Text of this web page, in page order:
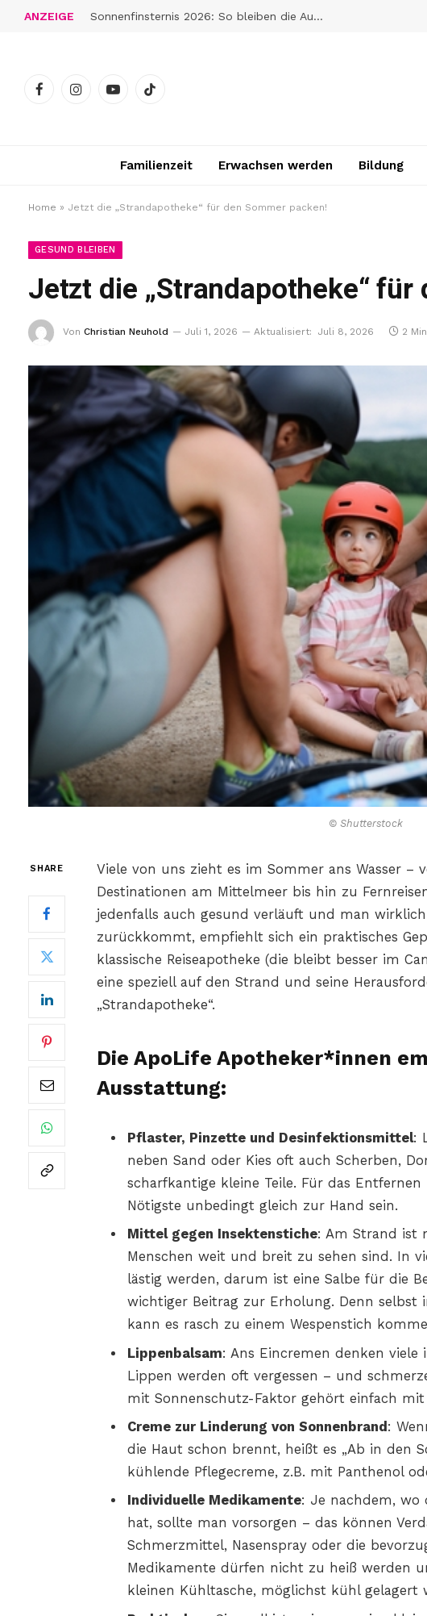
ANZEIGE Sonnenfinsternis 2026: So bleiben die Augen gut geschützt
FacebookInstagramYouTubeTikTok
Familienzeit Erwachsen werden Bildung
Home » Jetzt die „Strandapotheke“ für den Sommer packen!
GESUND BLEIBEN
Jetzt die „Strandapotheke“ für
Von Christian Neuhold Juli 1, 2026 Aktualisiert: Juli 8, 2026 2
© Shutterstock
SHARE
Viele von uns zieht es im Sommer ans Wasser –
Destinationen am Mittelmeer bis hin zu
jedenfalls auch gesund verläuft und man
zurückkommt, empfiehlt sich ein praktisches
klassische Reiseapotheke (die bleibt besser im
eine speziell auf den Strand und seine
„Strandapotheke“.
Die ApoLife Apotheker*innen
Ausstattung:
Pflaster, Pinzette und Desinfektionsmittel:
neben Sand oder Kies oft auch Scherben,
scharfkantige kleine Teile. Für das
Nötigste unbedingt gleich zur Hand sein.
Mittel gegen Insektenstiche: Am Strand ist
Menschen weit und breit zu sehen sind. In
lästig werden, darum ist eine Salbe für die
wichtiger Beitrag zur Erholung. Denn selbst
kann es rasch zu einem Wespenstich
Lippenbalsam: Ans Eincremen denken viele
Lippen werden oft vergessen – und
mit Sonnenschutz-Faktor gehört einfach
Creme zur Linderung von Sonnenbrand :
die Haut schon brennt, heißt es „Ab in den
kühlende Pflegecreme, z.B. mit Panthenol
Individuelle Medikamente: Je nachdem, wo
hat, sollte man vorsorgen – das können
Schmerzmittel, Nasenspray oder die
Medikamente dürfen nicht zu heiß werden
kleinen Kühltasche, möglichst kühl gelagert